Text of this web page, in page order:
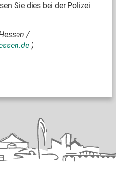
Sie dies bei der Polizei
/
)